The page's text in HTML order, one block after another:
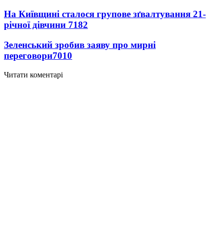
На Київщині сталося групове зґвалтування 21-
річної дівчини 7182
Зеленський зробив заяву про мирні
переговори7010
Читати коментарі